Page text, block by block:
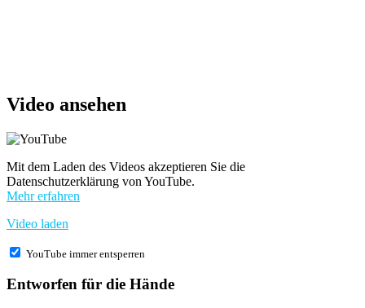
Video ansehen
Mit dem Laden des Videos akzeptieren Sie die
Datenschutzerklärung von YouTube.
Mehr erfahren
Video laden
YouTube immer entsperren
Entworfen für die Hände